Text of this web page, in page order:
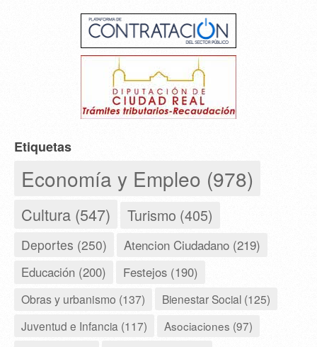
Etiquetas
Economía y Empleo (978)
Cultura (547) Turismo (405)
Deportes (250) Atencion Ciudadano (219)
Educación (200) Festejos (190)
Obras y urbanismo (137)
Bienestar Social (125)
Juventud e Infancia (117)
Asociaciones (97)